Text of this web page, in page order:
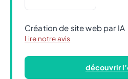
Création de site web par IA
Lire notre avis
découvrir